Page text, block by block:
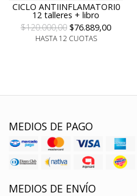
CICLO ANTIINFLAMATORI0
12 talleres + libro
$120.000,00 $76.889,00
HASTA 12 CUOTAS
MEDIOS DE PAGO
MEDIOS DE ENVÍO